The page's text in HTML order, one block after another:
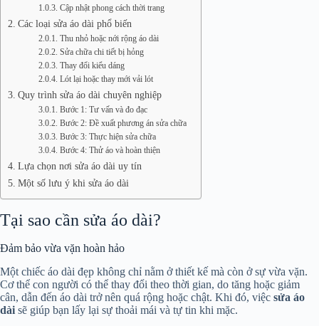
Cập nhật phong cách thời trang
Các loại sửa áo dài phổ biến
Thu nhỏ hoặc nới rộng áo dài
Sửa chữa chi tiết bị hỏng
Thay đổi kiểu dáng
Lót lại hoặc thay mới vải lót
Quy trình sửa áo dài chuyên nghiệp
Bước 1: Tư vấn và đo đạc
Bước 2: Đề xuất phương án sửa chữa
Bước 3: Thực hiện sửa chữa
Bước 4: Thử áo và hoàn thiện
Lựa chọn nơi sửa áo dài uy tín
Một số lưu ý khi sửa áo dài
Tại sao cần sửa áo dài?
Đảm bảo vừa vặn hoàn hảo
Một chiếc áo dài đẹp không chỉ nằm ở thiết kế mà còn ở sự vừa vặn.
Cơ thể con người có thể thay đổi theo thời gian, do tăng hoặc giảm
cân, dẫn đến áo dài trở nên quá rộng hoặc chật. Khi đó, việc sửa áo
dài sẽ giúp bạn lấy lại sự thoải mái và tự tin khi mặc.